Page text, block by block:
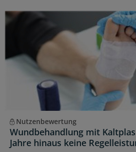
Nutzenbewertung
Wundbehandlung mit
Jahre hinaus keine